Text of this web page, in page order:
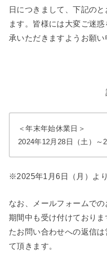
日につきまして、下記の
ます。皆様には大変ご迷
承いただきますようお願い
＜年末年始休業日＞
2024年12月28日（土）～
※2025年1月6日（月）よ
なお、メールフォームで
期間中も受け付けており
たお問い合わせへの返信
て頂きます。